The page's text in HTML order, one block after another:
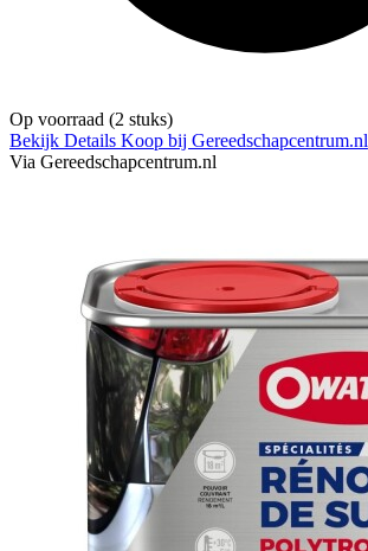
Op voorraad (2 stuks)
Bekijk Details Koop bij Gereedschapcentrum.nl
Via Gereedschapcentrum.nl